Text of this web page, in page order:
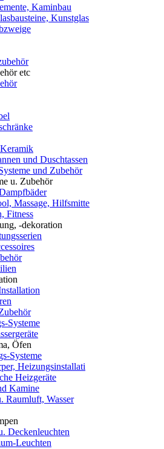
Kaminbau
Kunstglas
etc
und Duschtassen
und Zubehör
u. Zubehör
Massage, Hilfsmitte
Fitness
-dekoration
Systeme
Öfen
Systeme
Heizungsinstallati
Heizgeräte
Kamine
Raumluft, Wasser
Deckenleuchten
Leuchten